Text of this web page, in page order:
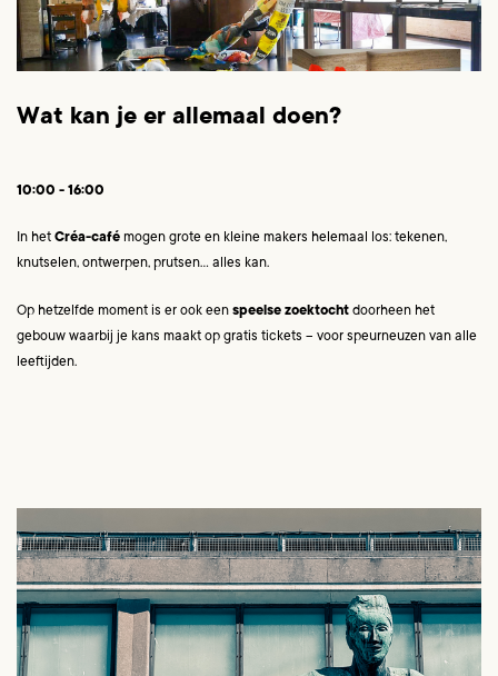
Wat kan je er allemaal doen?
10:00 - 16:00
In het Créa-café mogen grote en kleine makers helemaal los: tekenen,
knutselen, ontwerpen, prutsen… alles kan.
Op hetzelfde moment is er ook een speelse zoektocht doorheen het
gebouw waarbij je kans maakt op gratis tickets – voor speurneuzen van alle
leeftijden.